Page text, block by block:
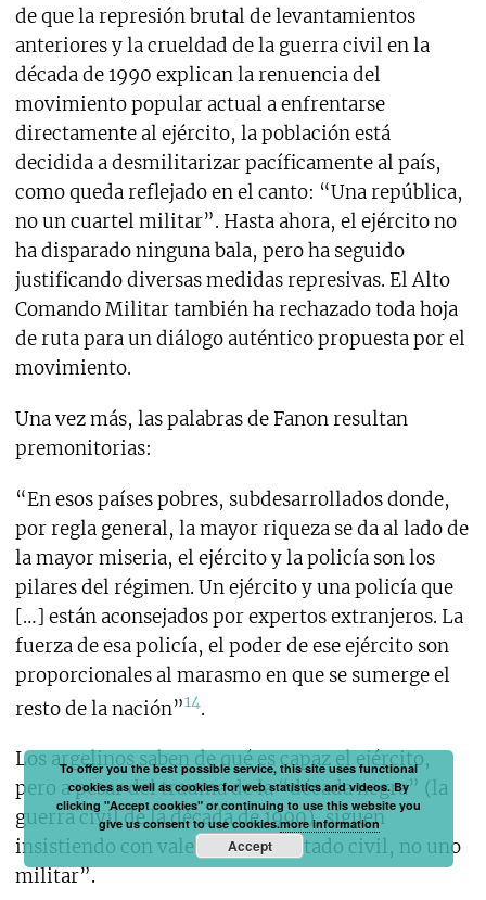
de que la represión brutal de levantamientos
anteriores y la crueldad de la guerra civil en la
década de 1990 explican la renuencia del
movimiento popular actual a enfrentarse
directamente al ejército, la población está
decidida a desmilitarizar pacíficamente al país,
como queda reflejado en el canto: “Una república,
no un cuartel militar”. Hasta ahora, el ejército no
ha disparado ninguna bala, pero ha seguido
justificando diversas medidas represivas. El Alto
Comando Militar también ha rechazado toda hoja
de ruta para un diálogo auténtico propuesta por el
movimiento.
Una vez más, las palabras de Fanon resultan
premonitorias:
“En esos países pobres, subdesarrollados donde,
por regla general, la mayor riqueza se da al lado de
la mayor miseria, el ejército y la policía son los
pilares del régimen. Un ejército y una policía que
[…] están aconsejados por expertos extranjeros. La
fuerza de esa policía, el poder de ese ejército son
proporcionales al marasmo en que se sumerge el
resto de la nación”14.
Los argelinos saben de qué es capaz el ejército,
pero a pesar del trauma de la “década negra” (la
guerra civil de la década de 1990), siguen
insistiendo con valentía: “Un Estado civil, no uno
militar”.
To offer you the best possible service, this site uses functional
cookies as well as cookies for web statistics and videos. By
clicking "Accept cookies" or continuing to use this website you
give us consent to use cookies.more information
Accept